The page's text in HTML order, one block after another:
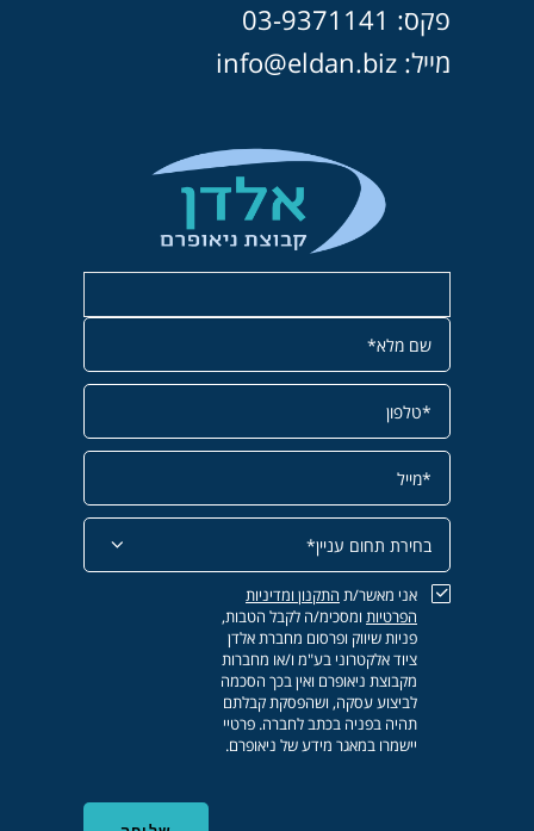
פקס: 03-9371141
מייל: info@eldan.biz
אני מאשר/ת התקנון ומדיניות
הפרטיות ומסכימ/ה לקבל הטבות,
פניות שיווק ופרסום מחברת אלדן
ציוד אלקטרוני בע"מ ו/או מחברות
מקבוצת ניאופרם ואין בכך הסכמה
לביצוע עסקה, ושהפסקת קבלתם
תהיה בפניה בכתב לחברה. פרטיי
יישמרו במאגר מידע של ניאופרם.